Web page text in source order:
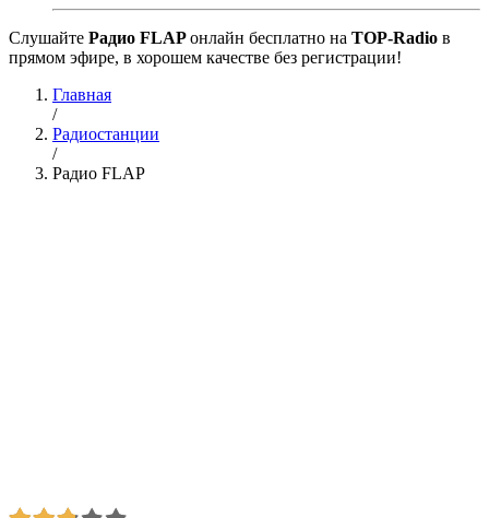
Cлушайте Радио FLAPонлайн бесплатно на TOP-Radio в
прямом эфире, в хорошем качестве без регистрации!
Главная
/
Радиостанции
/
Радио FLAP